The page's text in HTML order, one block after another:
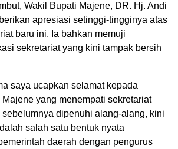
Wakil Bupati Majene, DR. Hj. Andi
apresiasi setinggi-tingginya atas
baru ini. Ia bahkan memuji
sekretariat yang kini tampak bersih
saya ucapkan selamat kepada
yang menempati sekretariat
sebelumnya dipenuhi alang-alang, kini
salah satu bentuk nyata
daerah dengan pengurus